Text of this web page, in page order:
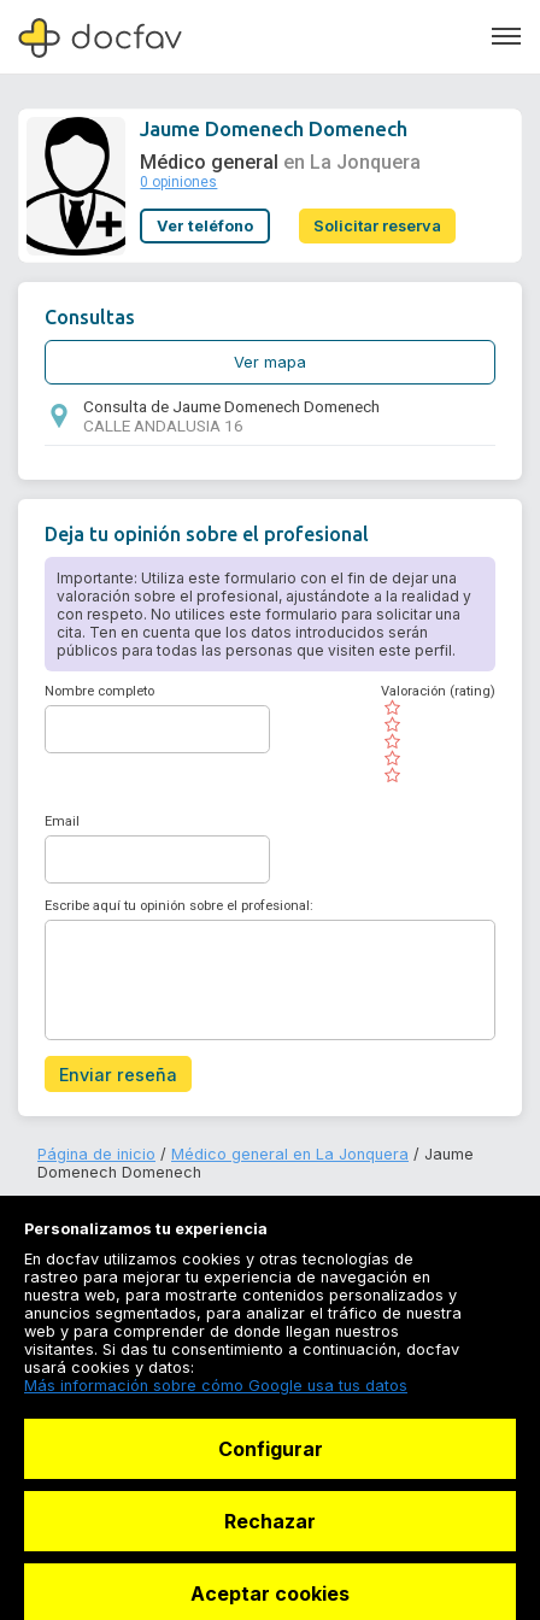
Soporte
Jaume Domenech Domenech
Médico general en La Jonquera
0 opiniones
Ver teléfono Solicitar reserva
Consultas
Ver mapa
Consulta de Jaume Domenech Domenech
CALLE ANDALUSIA 16
Deja tu opinión sobre el profesional
Importante: Utiliza este formulario con el fin de dejar una
valoración sobre el profesional, ajustándote a la realidad y
con respeto. No utilices este formulario para solicitar una
cita. Ten en cuenta que los datos introducidos serán
públicos para todas las personas que visiten este perfil.
Nombre completo
( )
( )
( )
( )
( )
Valoración (rating)
Email
Escribe aquí tu opinión sobre el profesional:
Enviar reseña
Página de inicio Médico general en La Jonquera
Jaume
Domenech Domenech
Registrarse
Docfav
© Dashboard Technologies S.L
Personalizamos tu experiencia
En docfav utilizamos cookies y otras tecnologías de
rastreo para mejorar tu experiencia de navegación en
nuestra web, para mostrarte contenidos personalizados y
anuncios segmentados, para analizar el tráfico de nuestra
web y para comprender de donde llegan nuestros
visitantes. Si das tu consentimiento a continuación, docfav
usará cookies y datos:
Más información sobre cómo Google usa tus datos
Configurar
Rechazar
Aceptar cookies